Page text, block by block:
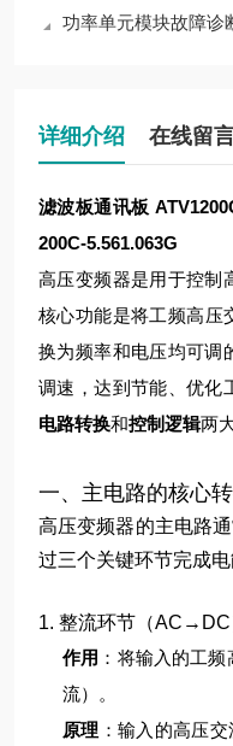
功率单元模块故障诊
详细介绍 在线留
滤波板通讯板
200C-5.561.063G
高压变频器是用于控制
核心功能是将工频高压
换为频率和电压均可调
调速，达到节能、优化
电路转换和控制逻辑两
一、主电路的核心
高压变频器的主电路
过三个关键环节完成电
1. 整流环节（AC→DC
作用 ：将输入的工
流）。
原理 ： 输入的高压